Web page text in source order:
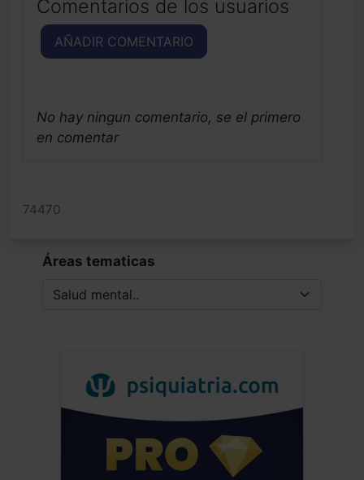
Comentarios de los usuarios
AÑADIR COMENTARIO
No hay ningun comentario, se el primero
en comentar
74470
Áreas tematicas